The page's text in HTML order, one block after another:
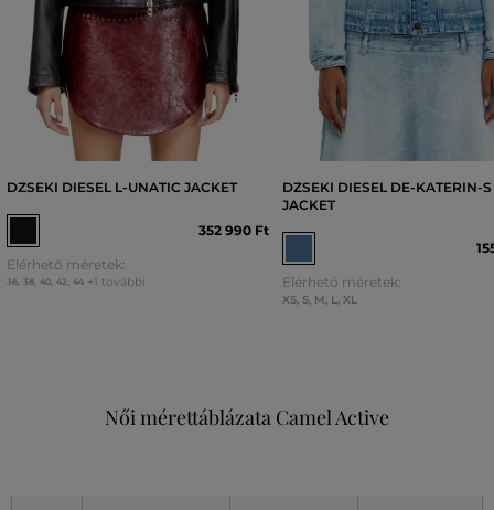
DZSEKI DIESEL L-UNATIC JACKET
352 990 Ft
Elérhető méretek:
36, 38, 40, 42, 44 +1 további
DZSEKI DIESEL DE-KATERIN-S
JACKET
Elérhető méretek:
XS, S, M, L, XL
Női mérettáblázata Camel Active